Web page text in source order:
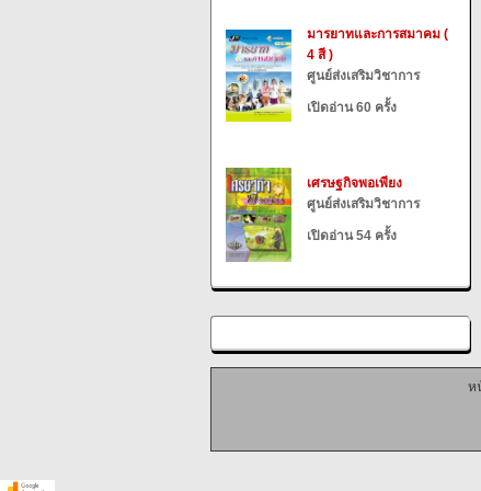
มารยาทและการสมาคม (
4 สี )
ศูนย์ส่งเสริมวิชาการ
เปิดอ่าน 60 ครั้ง
เศรษฐกิจพอเพียง
ศูนย์ส่งเสริมวิชาการ
เปิดอ่าน 54 ครั้ง
ห